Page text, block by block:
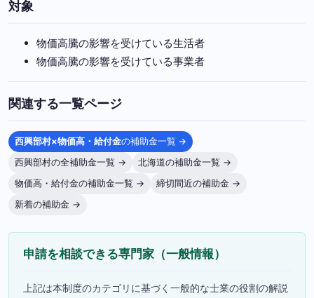
対象
物価高騰の影響を受けている生活者
物価高騰の影響を受けている事業者
関連する一覧ページ
西興部村×物価高・給付金の補助金一覧 →
西興部村の全補助金一覧 →
北海道の補助金一覧 →
物価高・給付金の補助金一覧 →
締切間近の補助金 →
新着の補助金 →
申請を相談できる専門家（一般情報）
上記は本制度のカテゴリに基づく一般的な士業の役割の解説